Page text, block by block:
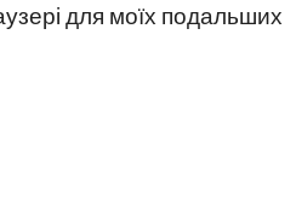
для моїх подальших